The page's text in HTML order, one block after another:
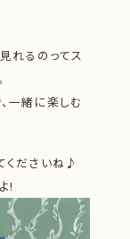
れるのってス
一緒に楽しむ
くださいね♪
!